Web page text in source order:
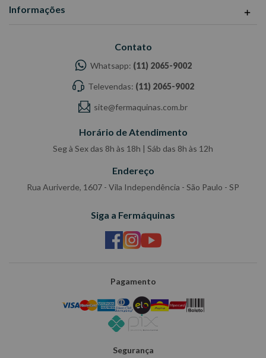
Informações
Contato
Whatsapp: (11) 2065-9002
Televendas: (11) 2065-9002
site@fermaquinas.com.br
Horário de Atendimento
Seg à Sex das 8h às 18h | Sáb das 8h às 12h
Endereço
Rua Auriverde, 1607 - Vila Independência - São Paulo - SP
Siga a Fermáquinas
Pagamento
Segurança